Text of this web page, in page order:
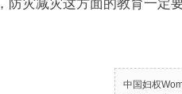
防灾减灾这方面的教育一定
中国妇权